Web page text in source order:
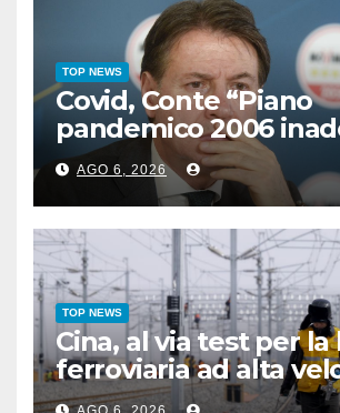
TOP NEWS
Covid, Conte “Piano
pandemico 2006
virus senza
AGO 6, 2026
TOP NEWS
Cina, al via test per la
ferroviaria ad alta
zona permafrost